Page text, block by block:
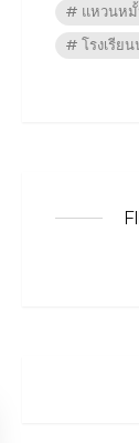
แหวนห
โรงเรีย